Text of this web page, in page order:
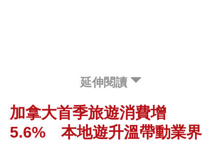
延伸閱讀
加拿大首季旅遊消費增
5.6% 本地遊升溫帶動業界